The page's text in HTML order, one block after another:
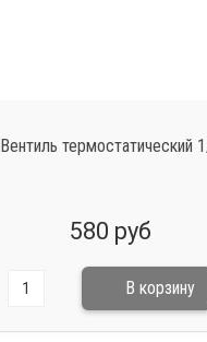
Вентиль термостатический
580 руб